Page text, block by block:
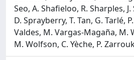
Seo, A. Shafieloo, R. Sharples,
D. Sprayberry, T. Tan, G. Tarlé,
Valdes, M. Vargas-Magaña, M.
M. Wolfson, C. Yèche, P.